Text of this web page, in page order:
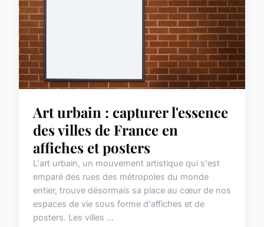
Art urbain : capturer l'essence
des villes de France en
affiches et posters
L'art urbain, un mouvement artistique qui s'est
emparé des rues des métropoles du monde
entier, trouve désormais sa place au cœur de nos
espaces de vie sous forme d'affiches et de
posters. Les villes ...